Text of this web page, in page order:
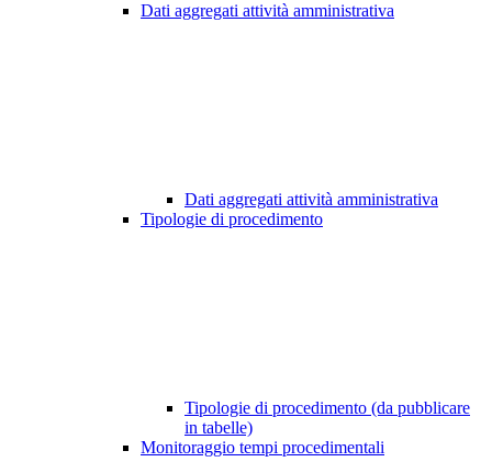
Dati aggregati attività amministrativa
Dati aggregati attività amministrativa
Tipologie di procedimento
Tipologie di procedimento (da pubblicare
in tabelle)
Monitoraggio tempi procedimentali